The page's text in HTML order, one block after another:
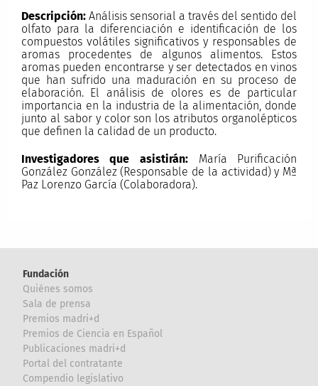
Descripción: Análisis sensorial a través del sentido del
olfato para la diferenciación e identificación de los
compuestos volátiles significativos y responsables de
aromas procedentes de algunos alimentos. Estos
aromas pueden encontrarse y ser detectados en vinos
que han sufrido una maduración en su proceso de
elaboración. El análisis de olores es de particular
importancia en la industria de la alimentación, donde
junto al sabor y color son los atributos organolépticos
que definen la calidad de un producto.
Investigadores que asistirán: María Purificación
González González (Responsable de la actividad) y Mª
Paz Lorenzo García (Colaboradora).
Fundación
Quiénes somos
Sala de prensa
Premios madri+d
Premios de Ciencia en Español
Publicaciones madri+d
Portal del contratante
Compendio legislativo